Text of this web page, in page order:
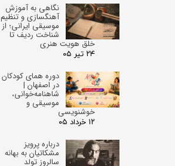
نگاهی به آموزش
آهنگسازی و تنظیم
موسیقی ایرانی؛ از
شناخت ردیف تا
خلق هویت هنری
۲۴ تیر ۰۵
دوره همای کودکان
در اصفهان |
شاهنامه‌خوانی،
موسیقی و
خوشنویسی
۱۲ خرداد ۰۵
درباره پرویز
مشکاتیان به بهانه
سالروز تولد